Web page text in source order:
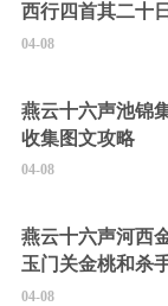
西行四首其二十
04-08
燕云十六声池锦
收集图文攻略
04-08
燕云十六声河西
玉门关金桃和杀
04-08